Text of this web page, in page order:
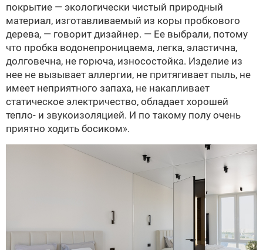
покрытие — экологически чистый природный
материал, изготавливаемый из коры пробкового
дерева, — говорит дизайнер. — Ее выбрали, потому
что пробка водонепроницаема, легка, эластична,
долговечна, не горюча, износостойка. Изделие из
нее не вызывает аллергии, не притягивает пыль, не
имеет неприятного запаха, не накапливает
статическое электричество, обладает хорошей
тепло- и звукоизоляцией. И по такому полу очень
приятно ходить босиком».